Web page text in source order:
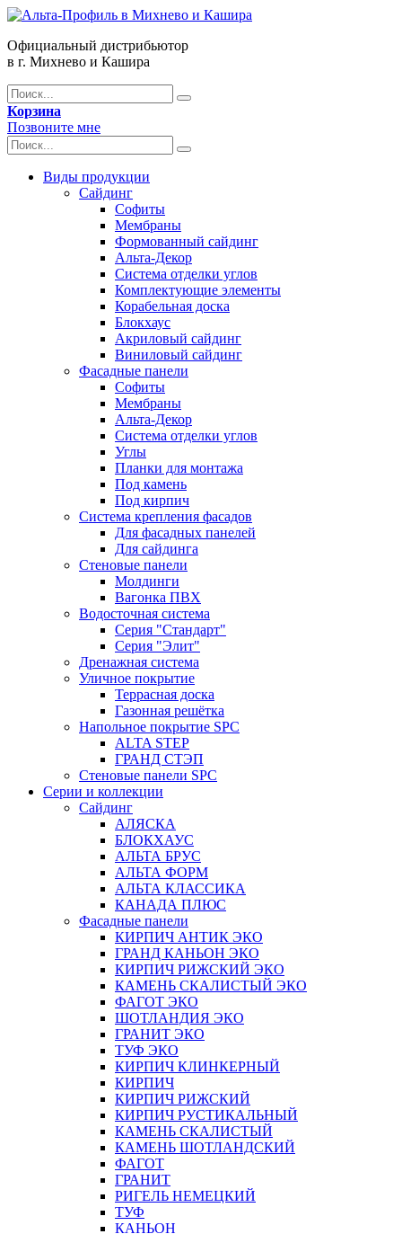
Официальный дистрибьютор
в г. Михнево и Кашира
Корзина
Позвоните мне
Виды продукции
Сайдинг
Софиты
Мембраны
Формованный сайдинг
Альта-Декор
Система отделки углов
Комплектующие элементы
Корабельная доска
Блокхаус
Акриловый сайдинг
Виниловый сайдинг
Фасадные панели
Софиты
Мембраны
Альта-Декор
Система отделки углов
Углы
Планки для монтажа
Под камень
Под кирпич
Система крепления фасадов
Для фасадных панелей
Для сайдинга
Стеновые панели
Молдинги
Вагонка ПВХ
Водосточная система
Серия "Стандарт"
Серия "Элит"
Дренажная система
Уличное покрытие
Террасная доска
Газонная решётка
Напольное покрытие SPC
ALTA STEP
ГРАНД СТЭП
Стеновые панели SPC
Серии и коллекции
Сайдинг
АЛЯСКА
БЛОКХАУС
АЛЬТА БРУС
АЛЬТА ФОРМ
АЛЬТА КЛАССИКА
КАНАДА ПЛЮС
Фасадные панели
КИРПИЧ АНТИК ЭКО
ГРАНД КАНЬОН ЭКО
КИРПИЧ РИЖСКИЙ ЭКО
КАМЕНЬ СКАЛИСТЫЙ ЭКО
ФАГОТ ЭКО
ШОТЛАНДИЯ ЭКО
ГРАНИТ ЭКО
ТУФ ЭКО
КИРПИЧ КЛИНКЕРНЫЙ
КИРПИЧ
КИРПИЧ РИЖСКИЙ
КИРПИЧ РУСТИКАЛЬНЫЙ
КАМЕНЬ СКАЛИСТЫЙ
КАМЕНЬ ШОТЛАНДСКИЙ
ФАГОТ
ГРАНИТ
РИГЕЛЬ НЕМЕЦКИЙ
ТУФ
КАНЬОН